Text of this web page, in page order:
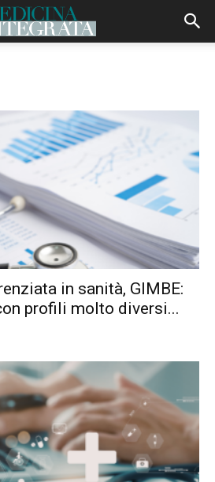
in sanità, GIMBE:
profili molto diversi...